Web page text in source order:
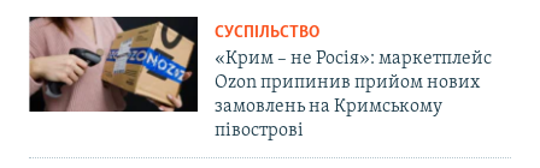
СУСПІЛЬСТВО
«Крим – не Росія»: маркетплейс
Ozon припинив прийом нових
замовлень на Кримському
півострові